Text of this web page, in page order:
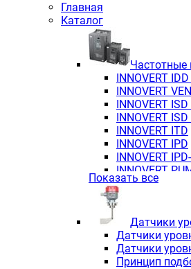
Главная
Каталог
Частотные
INNOVERT
INNOVERT
INNOVERT
INNOVERT
INNOVERT ITD
INNOVERT IРD
INNOVERT
INNOVERT
Показать все
Датчики
Датчики
Датчики
Принцип